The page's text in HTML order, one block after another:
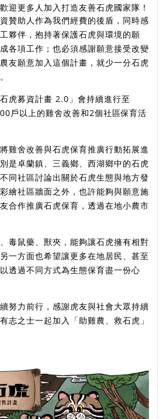
迎更多人加入打造友善石虎國家隊！
贊助人作為我們經費的後盾，同時感
夥伴，抱持著保護石虎與環境的願
各項工作；也必須感謝願意接受改變
友願意加入這個計畫，就少一分石虎
虎募資計畫 2.0」會持續進行至
戶以上的雞舍改善和2個社區保育活
雞舍改善與石虎保育推廣行動拓展進
是卓蘭鎮、三義鄉、西湖鄉中的石虎
同社區討論出關於石虎生態與地方發
繪社區牆面之外，也許能夠與願意施
合作推廣石虎保育，透過在地小農市
毒鼠藥、獸夾，能夠讓石虎擁有相對
一方面也希望讓更多在地居民、甚至
透過不同方式為生態保育盡一份心
努力前行，感謝虎友與社會大眾持續
志之士一起加入「助雞農、救石虎」